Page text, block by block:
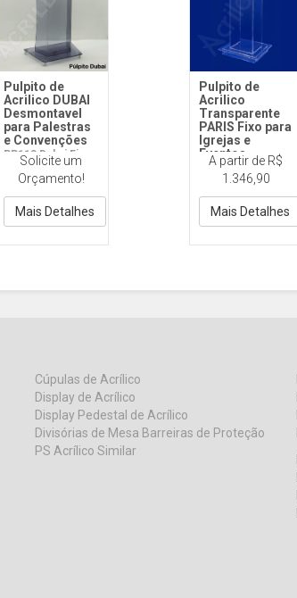
Pulpito de
Acrilico DUBAI
Desmontavel
para Palestras
e Convenções
PP118 Dubai Fixo
ou Desmontável
Colorido
Solicite um
Orçamento!
Mais Detalhes
Pulpito de
Acrilico
Transparente
PARIS Fixo para
Igrejas e
Eventos
PP115 Paris Fixo
Cristal
A partir de R$
1.346,90
Mais Detalhes
Cúpulas de Acrílico
Display de Acrílico
Display Pedestal de Acrílico
Divisórias de Mesa Barreiras de Proteção
PS Acrílico Similar